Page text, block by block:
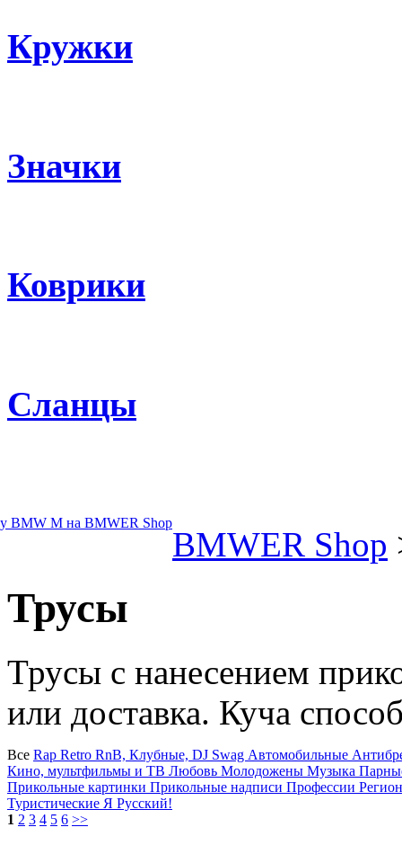
Кружки
Значки
Коврики
Сланцы
BMWER Shop
Трусы
Трусы с нанесением
или доставка. Куча
Все Rap Retro RnB, Клубные, DJ Swag Автомобильные
Кино, мультфильмы и ТВ Любовь Молодожены Музыка
Прикольные картинки Прикольные надписи Профессии
Туристические Я Русский!
1 2 3 4 5 6 >>